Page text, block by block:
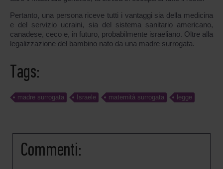
Pertanto, una persona riceve tutti i vantaggi sia della medicina
e del servizio ucraini, sia del sistema sanitario americano,
canadese, ceco e, in futuro, probabilmente israeliano. Oltre alla
legalizzazione del bambino nato da una madre surrogata.
Tags:
madre surrogata Israele maternità surrogata legge
Commenti: